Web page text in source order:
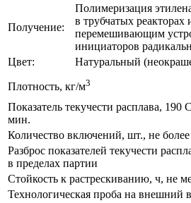
Получение:
Полимеризация
в трубчатых реакторах
перемешивающим
инициаторов
Цвет:
Натуральный
Плотность, кг/м3
Показатель текучести расплава, 190
мин.
Количество включений, шт., не более
Разброс показателей текучести
в пределах партии
Стойкость к растрескиванию, ч, не
Технологическая проба на внешний